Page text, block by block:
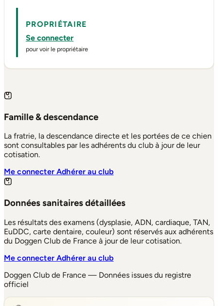
PROPRIÉTAIRE
Se connecter
pour voir le propriétaire
Famille & descendance
La fratrie, la descendance directe et les portées de ce chien
sont consultables par les adhérents du club à jour de leur
cotisation.
Me connecterAdhérer au club
Données sanitaires détaillées
Les résultats des examens (dysplasie, ADN, cardiaque, TAN,
EuDDC, carte dentaire, couleur) sont réservés aux adhérents
du Doggen Club de France à jour de leur cotisation.
Me connecterAdhérer au club
Doggen Club de France — Données issues du registre
officiel